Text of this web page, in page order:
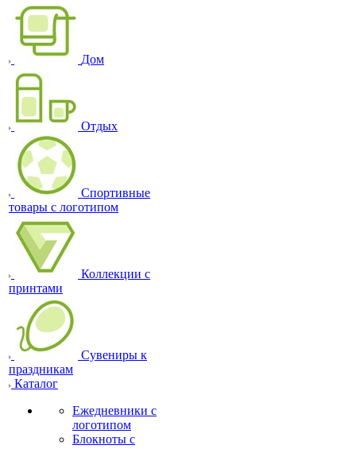
Дом
Отдых
Спортивные
товары с логотипом
Коллекции с
принтами
Сувениры к
праздникам
Каталог
Ежедневники с
логотипом
Блокноты с